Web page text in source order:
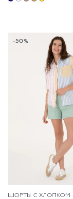
-50%
ШОРТЫ С ХЛОПКОМ